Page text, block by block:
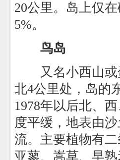
20公里。岛上仅
5%。
鸟岛
又名小西山或
北4公里处，岛的
1978年以后北、
度平缓，地表由
流。主要植物有
亚蓼、嵩草、早